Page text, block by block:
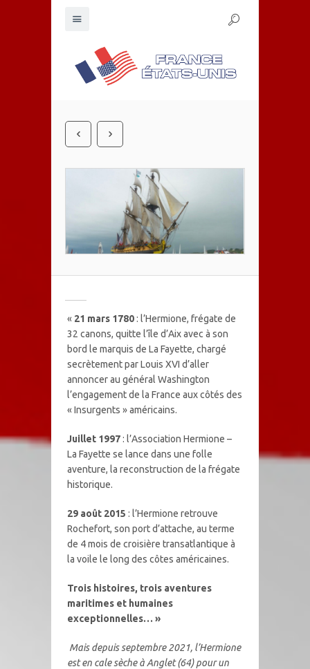
« 21 mars 1780: l’Hermione, frégate de
32 canons, quitte l’île d’Aix avec à son
bord le marquis de La Fayette, chargé
secrètement par Louis XVI d’aller
annoncer au général Washington
l’engagement de la France aux côtés des
« Insurgents » américains.
Juillet 1997: l’Association Hermione –
La Fayette se lance dans une folle
aventure, la reconstruction de la frégate
historique.
29 août 2015 : l’Hermione retrouve
Rochefort, son port d’attache, au terme
de 4 mois de croisière transatlantique à
la voile le long des côtes américaines.
Trois histoires, trois aventures
maritimes et humaines
exceptionnelles… »
Mais depuis septembre 2021, l’Hermione
est en cale sèche à Anglet (64) pour un